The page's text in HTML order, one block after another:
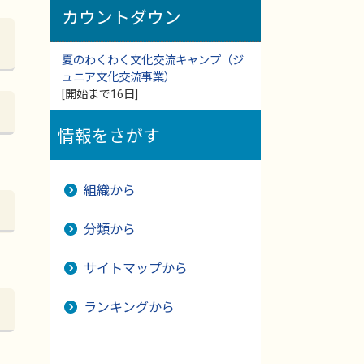
カウントダウン
夏のわくわく文化交流キャンプ（ジ
ュニア文化交流事業）
[開始まで16日]
情報をさがす
組織から
分類から
サイトマップから
ランキングから